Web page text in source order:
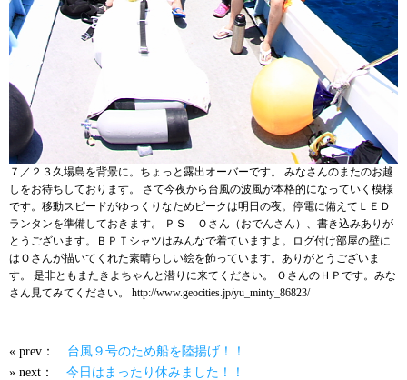
７／２３久場島を背景に。ちょっと露出オーバーです。 みなさんのまたのお越
しをお待ちしております。 さて今夜から台風の波風が本格的になっていく模様
です。移動スピードがゆっくりなためピークは明日の夜。停電に備えてＬＥＤ
ランタンを準備しておきます。 ＰＳ Ｏさん（おでんさん）、書き込みありが
とうございます。ＢＰＴシャツはみんなで着ていますよ。ログ付け部屋の壁に
はＯさんが描いてくれた素晴らしい絵を飾っています。ありがとうございま
す。 是非ともまたきよちゃんと潜りに来てください。 ＯさんのＨＰです。みな
さん見てみてください。 http://www.geocities.jp/yu_minty_86823/
« prev： 台風９号のため船を陸揚げ！！
» next： 今日はまったり休みました！！